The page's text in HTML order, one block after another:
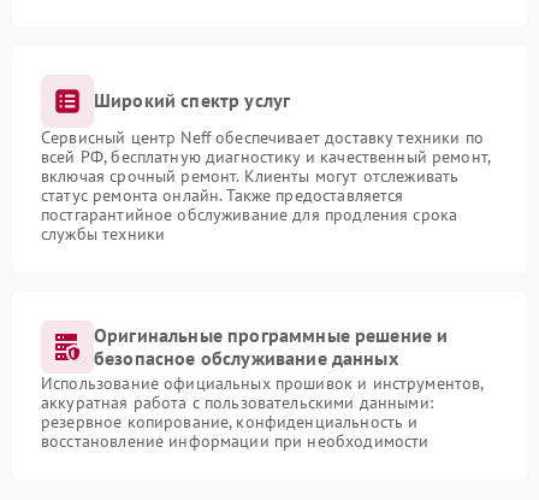
Широкий спектр услуг
Сервисный центр Neff обеспечивает доставку техники по
всей РФ, бесплатную диагностику и качественный ремонт,
включая срочный ремонт. Клиенты могут отслеживать
статус ремонта онлайн. Также предоставляется
постгарантийное обслуживание для продления срока
службы техники
Оригинальные программные решение и
безопасное обслуживание данных
Использование официальных прошивок и инструментов,
аккуратная работа с пользовательскими данными:
резервное копирование, конфиденциальность и
восстановление информации при необходимости